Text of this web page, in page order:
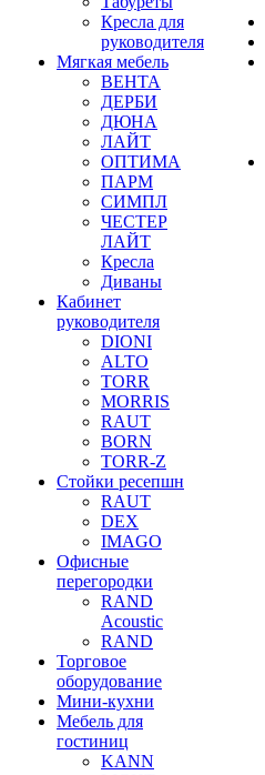
Кресла для
руководителя
Мягкая мебель
ВЕНТА
ДЕРБИ
ДЮНА
ЛАЙТ
ОПТИМА
ПАРМ
СИМПЛ
ЧЕСТЕР
ЛАЙТ
Кресла
Диваны
Кабинет
руководителя
DIONI
ALTO
TORR
MORRIS
RAUT
BORN
TORR-Z
Стойки ресепшн
RAUT
DEX
IMAGO
Офисные
перегородки
RAND
Acoustic
RAND
Торговое
оборудование
Мини-кухни
Мебель для
гостиниц
KANN